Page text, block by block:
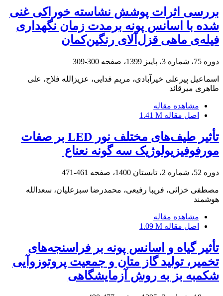
بررسی اثرات پوشش نشاسته خوراکی غنی
شده با اسانس پونه برمدت زمان نگهداری
فیله‌‌ی ماهی قزل‌‌آلای رنگین‌‌کمان
دوره 75، شماره 3، پاییز 1399، صفحه 300-309
اسماعیل پیرعلی خیرآبادی، مریم فدایی، عزیزالله فلاح، علی
طاهری میرقائد
مشاهده مقاله
اصل مقاله 1.41 M
تأثیر طیف‌های مختلف نور ‏LED‏ بر صفات
مورفوفیزیولوژیک سه گونه نعناع ‏
دوره 52، شماره 2، تابستان 1400، صفحه 461-471
مصطفی خزائی، فریبا رفیعی، محمدرضا سبزعلیان، سعدالله
هوشمند
مشاهده مقاله
اصل مقاله 1.09 M
تأثیر گیاه و اسانس پونه بر فراسنجه‌های
تخمیر، تولید گاز متان و جمعیت پروتوزوآیی
شکمبه بز به روش آزمایشگاهی